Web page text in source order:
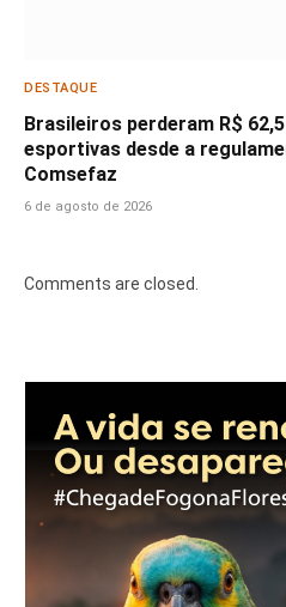
DESTAQUE
Brasileiros perderam R$
esportivas desde a
Comsefaz
6 de agosto de 2026
Comments are closed.